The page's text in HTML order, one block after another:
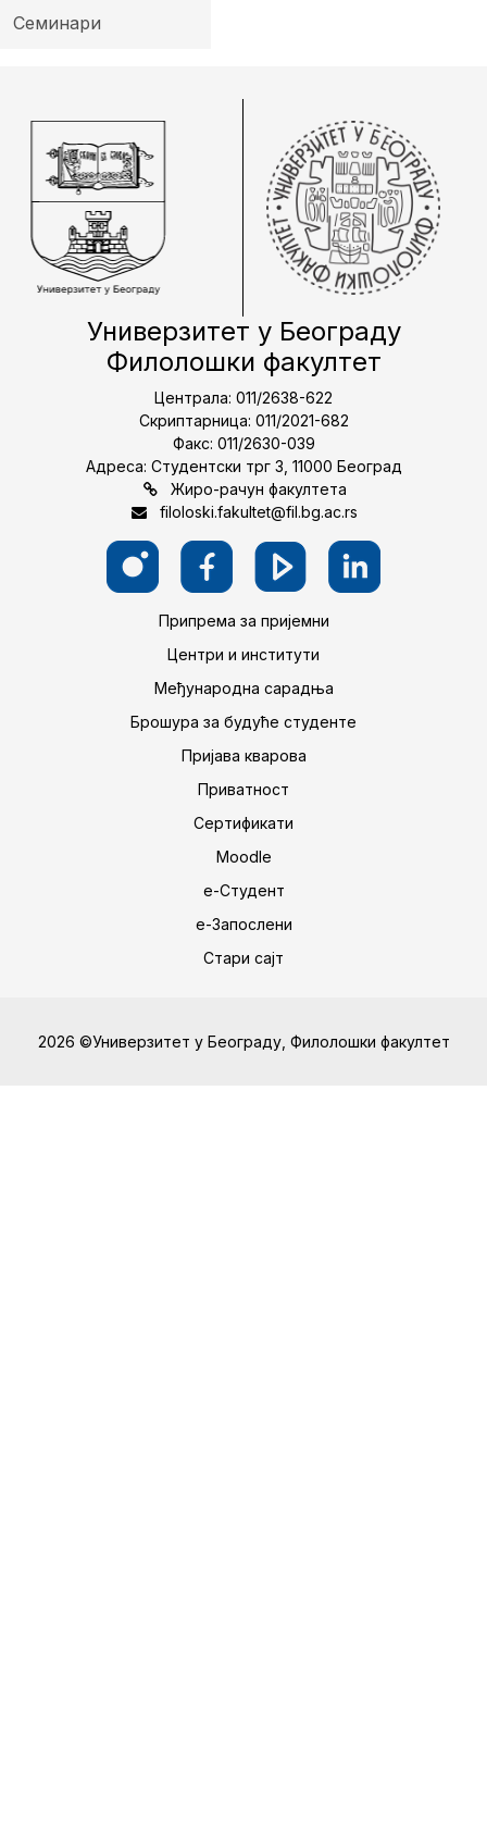
Семинари
Универзитет у Београду
Филолошки факултет
Централа: 011/2638-622
Скриптарница: 011/2021-682
Факс: 011/2630-039
Адреса: Студентски трг 3, 11000 Београд
Жиро-рачун факултета
filoloski.fakultet@fil.bg.ac.rs
Припрема за пријемни
Центри и институти
Међународна сарадња
Брошура за будуће студенте
Пријава кварова
Приватност
Сертификати
Moodle
е-Студент
е-Запослени
Стари сајт
2026 ©Универзитет у Београду, Филолошки факултет